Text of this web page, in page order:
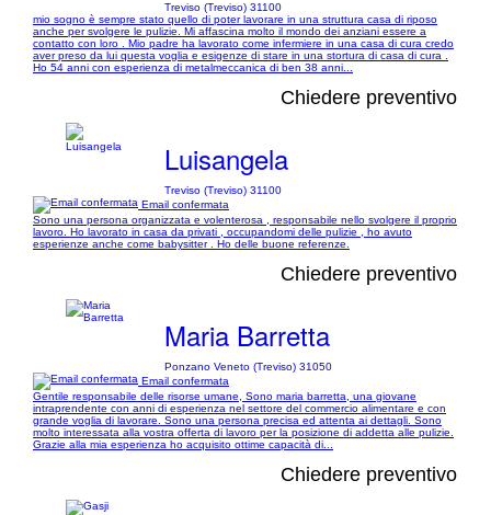
Treviso (Treviso) 31100
mio sogno è sempre stato quello di poter lavorare in una struttura casa di riposo
anche per svolgere le pulizie. Mi affascina molto il mondo dei anziani essere a
contatto con loro . Mio padre ha lavorato come infermiere in una casa di cura credo
aver preso da lui questa voglia e esigenze di stare in una stortura di casa di cura .
Ho 54 anni con esperienza di metalmeccanica di ben 38 anni...
Chiedere preventivo
Luisangela
Treviso (Treviso) 31100
Email confermata
Sono una persona organizzata e volenterosa , responsabile nello svolgere il proprio
lavoro. Ho lavorato in casa da privati , occupandomi delle pulizie , ho avuto
esperienze anche come babysitter . Ho delle buone referenze.
Chiedere preventivo
Maria Barretta
Ponzano Veneto (Treviso) 31050
Email confermata
Gentile responsabile delle risorse umane, Sono maria barretta, una giovane
intraprendente con anni di esperienza nel settore del commercio alimentare e con
grande voglia di lavorare. Sono una persona precisa ed attenta ai dettagli. Sono
molto interessata alla vostra offerta di lavoro per la posizione di addetta alle pulizie.
Grazie alla mia esperienza ho acquisito ottime capacità di...
Chiedere preventivo